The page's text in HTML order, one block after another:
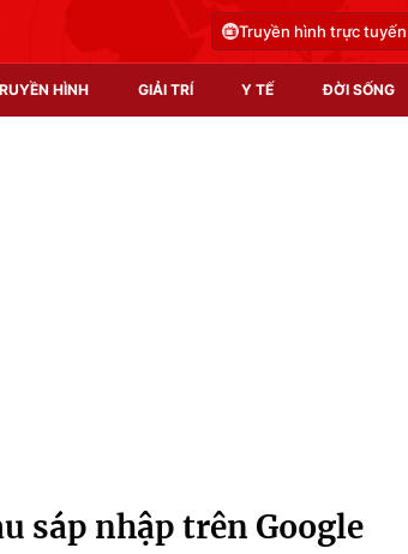
Truyền hình trực tuyến
HÌNH GIẢI TRÍ Y TẾ ĐỜI SỐNG
Infographic
sáp nhập trên Google